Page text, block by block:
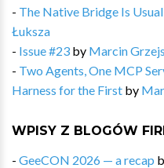
- The Native Bridge Is
Łuksza
- Issue #23 by Marcin
- Two Agents, One MCP
Harness for the First by
WPISY Z BLOGÓW
- GeeCON 2026 — a recap